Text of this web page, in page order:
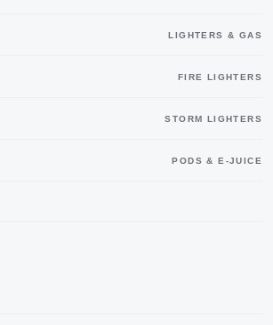
LIGHTERS & GAS
FIRE LIGHTERS
STORM LIGHTERS
PODS & E-JUICE